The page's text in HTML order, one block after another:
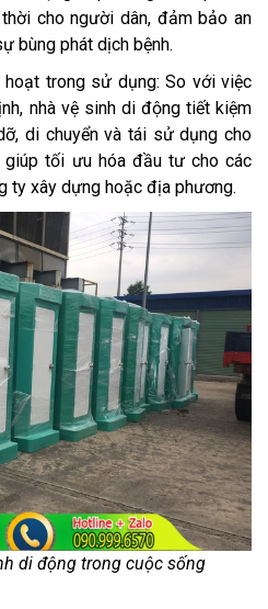
cho người dân, đảm bảo an
bùng phát dịch bệnh.
trong sử dụng: So với việc
nhà vệ sinh di động tiết kiệm
di chuyển và tái sử dụng cho
giúp tối ưu hóa đầu tư cho các
ty xây dựng hoặc địa phương.
di động trong cuộc sống